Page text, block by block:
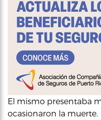
El mismo presentaba
ocasionaron la muerte.